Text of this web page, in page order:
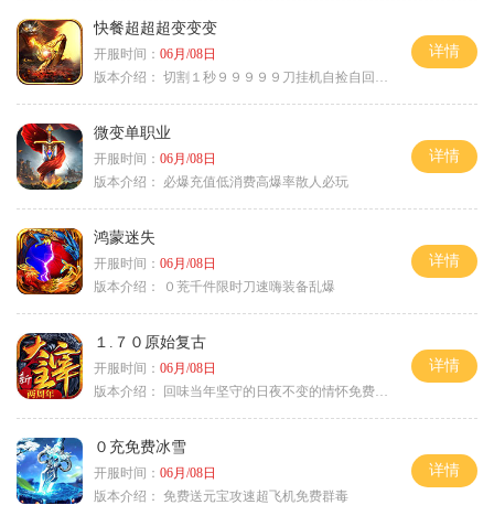
快餐超超超变变变
开服时间： 06月/08日
版本介绍： 切割１秒９９９９９刀挂机自捡自回０血不
详情
微变单职业
开服时间： 06月/08日
版本介绍：
必爆充值低消费高爆率散人必玩
详情
鸿蒙迷失
开服时间： 06月/08日
版本介绍：
０茺千件限时刀速嗨装备乱爆
详情
１.７０原始复古
开服时间： 06月/08日
版本介绍：
回味当年坚守的日夜不变的情怀免费绿色
详情
０充免费冰雪
开服时间： 06月/08日
版本介绍： 免费送元宝攻速超飞机免费群毒
详情